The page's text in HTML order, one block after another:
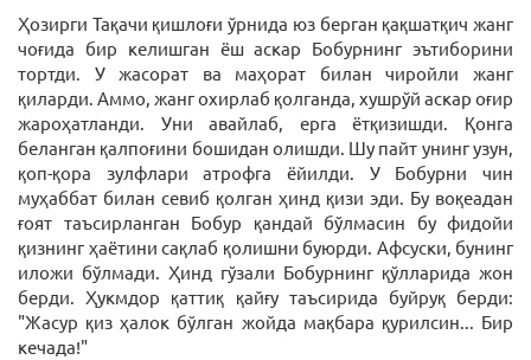
Ҳозирги Тақачи қишлоғи ўрнида юз берган қақшатқич жанг
чоғида бир келишган ёш аскар Бобурнинг эътиборини
тортди. У жасорат ва маҳорат билан чиройли жанг
қиларди. Аммо, жанг охирлаб қолганда, хушрўй аскар оғир
жароҳатланди. Уни авайлаб, ерга ётқизишди. Қонга
беланган қалпоғини бошидан олишди. Шу пайт унинг узун,
қоп-қора зулфлари атрофга ёйилди. У Бобурни чин
муҳаббат билан севиб қолган ҳинд қизи эди. Бу воқеадан
ғоят таъсирланган Бобур қандай бўлмасин бу фидойи
қизнинг ҳаётини сақлаб қолишни буюрди. Афсуски, бунинг
иложи бўлмади. Ҳинд гўзали Бобурнинг қўлларида жон
берди. Ҳукмдор қаттиқ қайғу таъсирида буйруқ берди:
"Жасур қиз ҳалок бўлган жойда мақбара қурилсин... Бир
кечада!"